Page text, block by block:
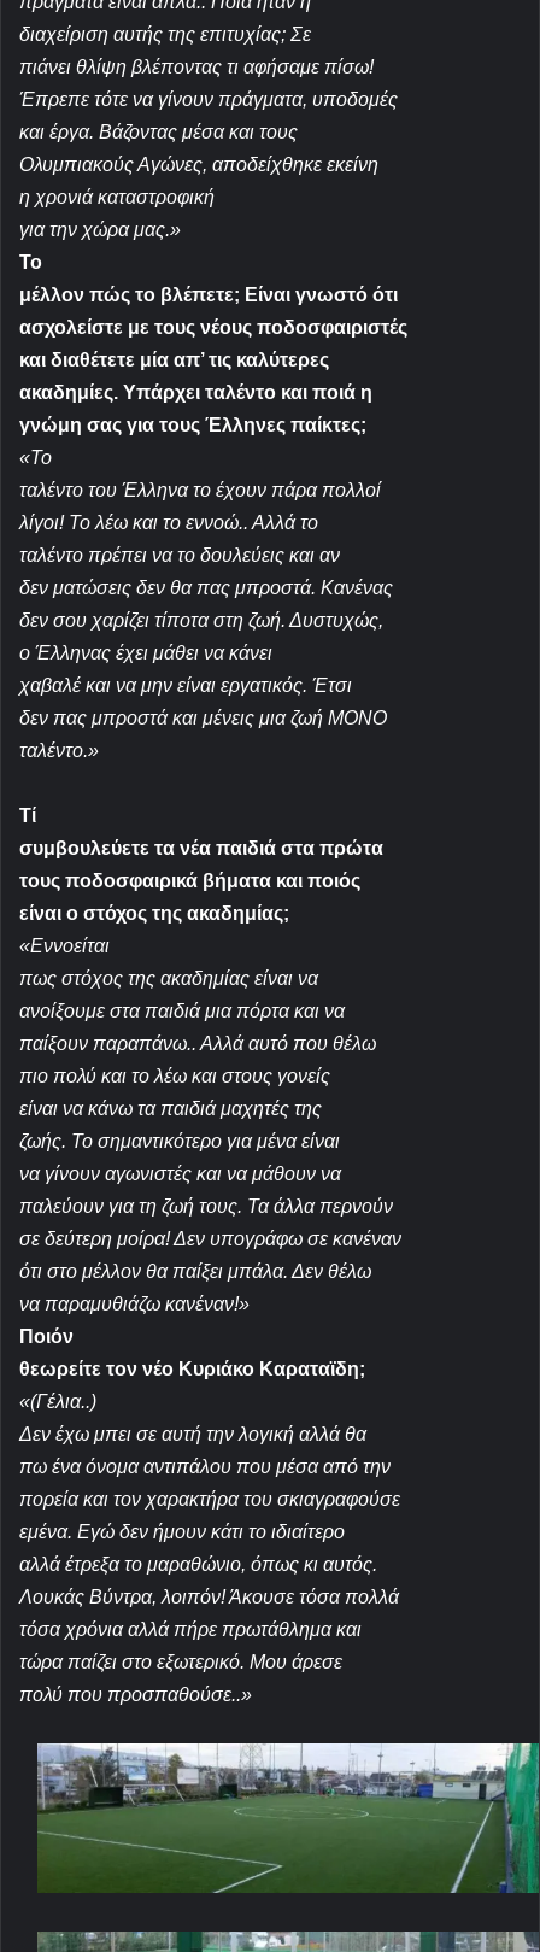
διαχείριση αυτής της επιτυχίας; Σε
πιάνει θλίψη βλέποντας τι αφήσαμε πίσω!
Έπρεπε τότε να γίνουν πράγματα, υποδομές
και έργα. Βάζοντας μέσα και τους
Ολυμπιακούς Αγώνες, αποδείχθηκε εκείνη
η χρονιά καταστροφική
για την χώρα μας.»
Το
μέλλον πώς το βλέπετε; Είναι γνωστό ότι
ασχολείστε με τους νέους ποδοσφαιριστές
και διαθέτετε μία απ’ τις καλύτερες
ακαδημίες. Υπάρχει ταλέντο και ποιά η
γνώμη σας για τους Έλληνες παίκτες;
«Το
ταλέντο του Έλληνα το έχουν πάρα πολλοί
λίγοι! Το λέω και το εννοώ.. Αλλά το
ταλέντο πρέπει να το δουλεύεις και αν
δεν ματώσεις δεν θα πας μπροστά. Κανένας
δεν σου χαρίζει τίποτα στη ζωή. Δυστυχώς,
ο Έλληνας έχει μάθει να κάνει
χαβαλέ και να μην είναι εργατικός. Έτσι
δεν πας μπροστά και μένεις μια ζωή ΜΟΝΟ
ταλέντο.»
Τί
συμβουλεύετε τα νέα παιδιά στα πρώτα
τους ποδοσφαιρικά βήματα και ποιός
είναι ο στόχος της ακαδημίας;
«Εννοείται
πως στόχος της ακαδημίας είναι να
ανοίξουμε στα παιδιά μια πόρτα και να
παίξουν παραπάνω.. Αλλά αυτό που θέλω
πιο πολύ και το λέω και στους γονείς
είναι να κάνω τα παιδιά μαχητές της
ζωής. Το σημαντικότερο για μένα είναι
να γίνουν αγωνιστές και να μάθουν να
παλεύουν για τη ζωή τους. Τα άλλα περνούν
σε δεύτερη μοίρα! Δεν υπογράφω σε κανέναν
ότι στο μέλλον θα παίξει μπάλα. Δεν θέλω
να παραμυθιάζω κανέναν!»
Ποιόν
θεωρείτε τον νέο Κυριάκο Καραταϊδη;
«(Γέλια..)
Δεν έχω μπει σε αυτή την λογική αλλά θα
πω ένα όνομα αντιπάλου που μέσα από την
πορεία και τον χαρακτήρα του σκιαγραφούσε
εμένα. Εγώ δεν ήμουν κάτι το ιδιαίτερο
αλλά έτρεξα το μαραθώνιο, όπως κι αυτός.
Λουκάς Βύντρα, λοιπόν! Άκουσε τόσα πολλά
τόσα χρόνια αλλά πήρε πρωτάθλημα και
τώρα παίζει στο εξωτερικό. Μου άρεσε
πολύ που προσπαθούσε..»